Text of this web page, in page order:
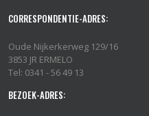
CORRESPONDENTIE-ADRES:
Oude Nijkerkerweg 129/16
3853 JR ERMELO
Tel: 0341 - 56 49 13
BEZOEK-ADRES: